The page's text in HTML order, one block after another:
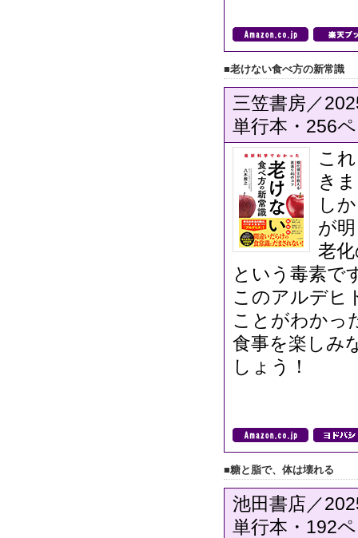
■老けない食べ方の新常識
三笠書房／
単行本・256
こ
き
し
が
老
という毒素で
このアルデヒ
ことがわかっ
食事を楽しみ
しょう！
■糖と脂で、体は壊れる
池田書店／
単行本・192